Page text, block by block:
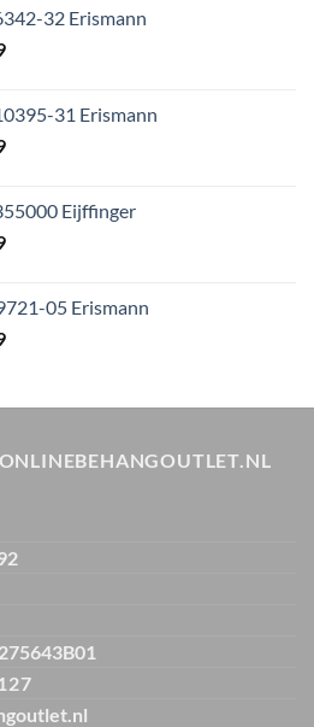
€ 5,99.32 Erismann
Huidige
€ 5,99.31 Erismann
Huidige
€ 5,99. Eijffinger
Huidige
€ 5,99.05 Erismann
Huidige
€ 5,99.